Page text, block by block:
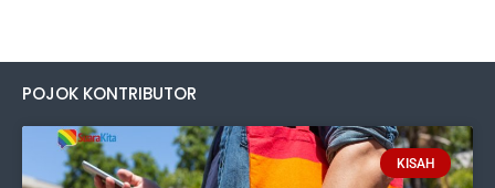
POJOK KONTRIBUTOR
KISAH